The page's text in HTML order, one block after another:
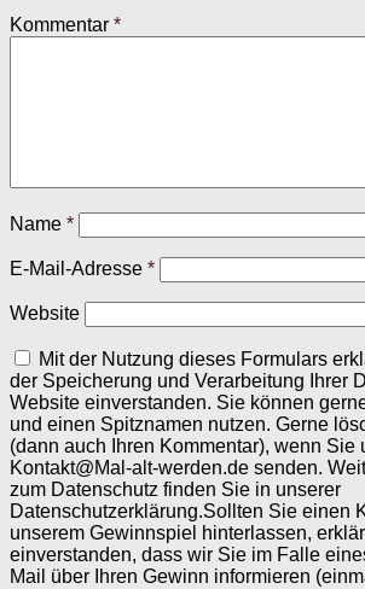
Kommentar *
Name *
E-Mail-Adresse *
Website
Mit der Nutzung dieses Formulars
der Speicherung und Verarbeitung Ihrer
Website einverstanden. Sie können
und einen Spitznamen nutzen. Gerne
(dann auch Ihren Kommentar), wenn Sie
Kontakt@Mal-alt-werden.de senden.
zum Datenschutz finden Sie in unserer
Datenschutzerklärung.Sollten Sie einen
unserem Gewinnspiel hinterlassen,
einverstanden, dass wir Sie im Falle
Mail über Ihren Gewinn informieren